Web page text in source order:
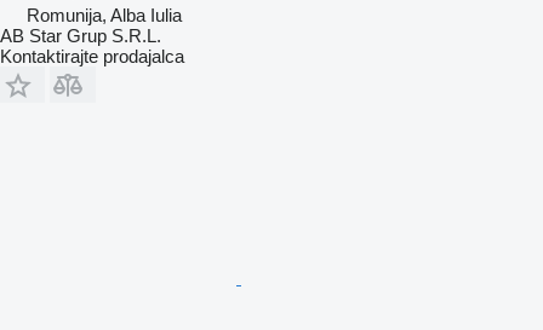
Romunija, Alba Iulia
AB Star Grup S.R.L.
Kontaktirajte prodajalca